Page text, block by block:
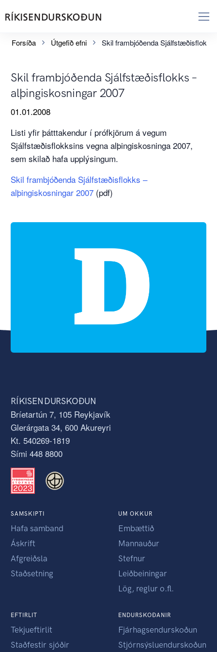
Forsíða Útgefið efni Skil frambjóðenda Sjálfstæðisflokks
Skil frambjóðenda Sjálfstæðisflokks –
alþingiskosningar 2007
01.01.2008
Listi yfir þátttakendur í prófkjörum á vegum
Sjálfstæðisflokksins vegna alþingiskosninga 2007,
sem skilað hafa upplýsingum.
Skil frambjóðenda Sjálfstæðisflokks –
alþingiskosningar 2007 (pdf)
RÍKISENDURSKOÐUN
Bríetartún 7, 105 Reykjavík
Glerárgata 34, 600 Akureyri
Kt. 540269-1819
Sími 448 8800
SAMSKIPTI
Hafa samband
Áskrift
Afgreiðsla
Staðsetning
UM OKKUR
Embættið
Mannauður
Stefnur
Leiðbeiningar
Lög, reglur o.fl.
EFTIRLIT
Tekjueftirlit
Staðfestir sjóðir
ENDURSKOÐANIR
Fjárhagsendurskoðun
Stjórnsýsluendurskoðun